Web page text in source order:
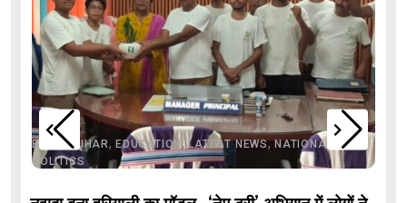
BIHAR,BIHAR, EDUCATION ,LATEST NEWS,NATIONAL
POLITICS